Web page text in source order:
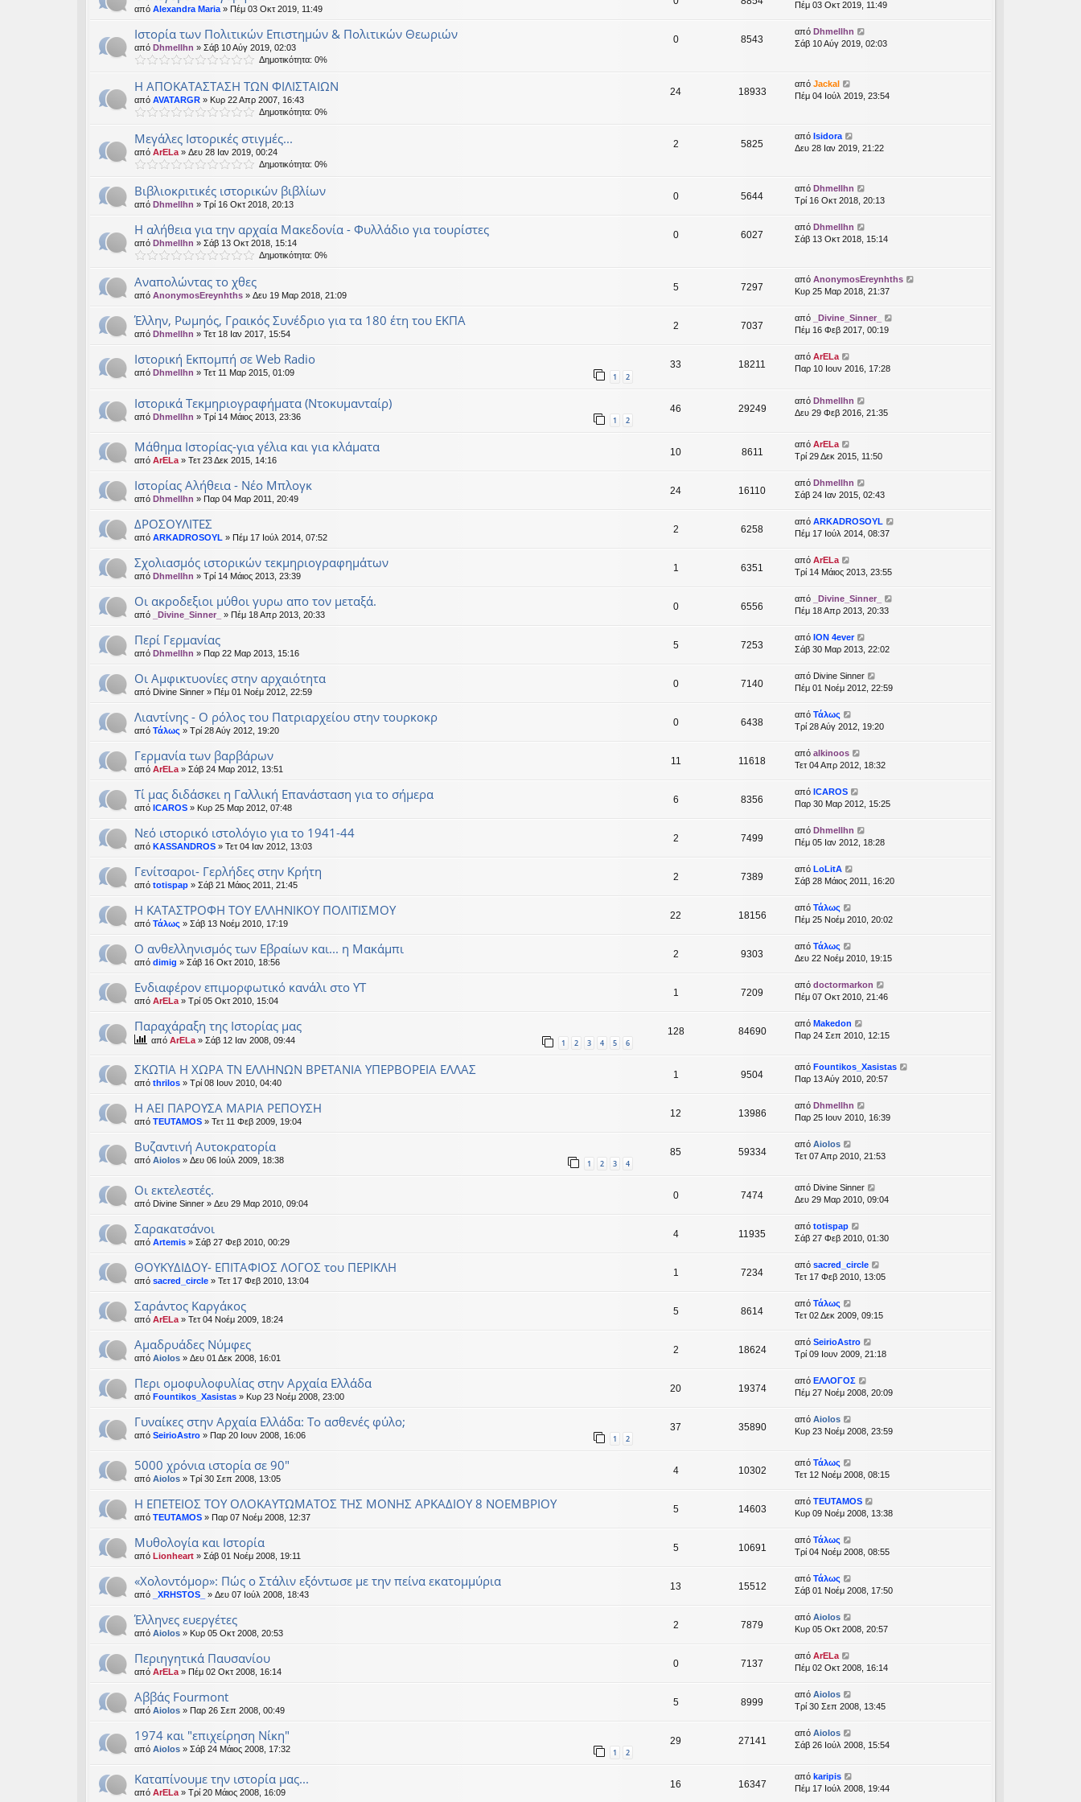
από Alexandra Maria» Πέμ 03 Οκτ 2019, 11:49
Πέμ 03 Οκτ 2019, 11:49
Ιστορία των Πολιτικών Επιστημών & Πολιτικών Θεωριών
από Dhmellhn » Σάβ 10 Αύγ 2019, 02:03
Δημοτικότητα: 0%
0 8543
από Dhmellhn
Σάβ 10 Αύγ 2019, 02:03
Η ΑΠΟΚΑΤΑΣΤΑΣΗ ΤΩΝ ΦIΛΙΣΤΑΙΩΝ
από AVATARGR » Κυρ 22 Απρ 2007, 16:43
Δημοτικότητα: 0%
24 18933
από Jackal
Πέμ 04 Ιούλ 2019, 23:54
Μεγάλες Ιστορικές στιγμές...
από ArELa» Δευ 28 Ιαν 2019, 00:24
Δημοτικότητα: 0%
2 5825
από Isidora
Δευ 28 Ιαν 2019, 21:22
Βιβλιοκριτικές ιστορικών βιβλίων
από Dhmellhn » Τρί 16 Οκτ 2018, 20:13
0 5644
από Dhmellhn
Τρί 16 Οκτ 2018, 20:13
Η αλήθεια για την αρχαία Μακεδονία - Φυλλάδιο για τουρίστες
από Dhmellhn » Σάβ 13 Οκτ 2018, 15:14
Δημοτικότητα: 0%
0 6027
από Dhmellhn
Σάβ 13 Οκτ 2018, 15:14
Αναπολώντας το χθες
από AnonymosEreynhths » Δευ 19 Μαρ 2018, 21:09
5 7297
από AnonymosEreynhths
Κυρ 25 Μαρ 2018, 21:37
Έλλην, Ρωμηός, Γραικός Συνέδριο για τα 180 έτη του ΕΚΠΑ
από Dhmellhn » Τετ 18 Ιαν 2017, 15:54
2 7037
από
_Divine_Sinner_
Πέμ 16 Φεβ 2017, 00:19
Ιστορική Εκπομπή σε Web Radio
από Dhmellhn » Τετ 11 Μαρ 2015, 01:09 1 2
33 18211
από ArELa
Παρ 10 Ιουν 2016, 17:28
Ιστορικά Τεκμηριογραφήματα (Ντοκυμανταίρ)
από Dhmellhn » Τρί 14 Μάιος 2013, 23:36 1 2
46 29249
από Dhmellhn
Δευ 29 Φεβ 2016, 21:35
Μάθημα Ιστορίας-για γέλια και για κλάματα
από ArELa » Τετ 23 Δεκ 2015, 14:16
10 8611
από ArELa
Τρί 29 Δεκ 2015, 11:50
Ιστορίας Αλήθεια - Νέο Μπλογκ
από Dhmellhn » Παρ 04 Μαρ 2011, 20:49
24 16110
από Dhmellhn
Σάβ 24 Ιαν 2015, 02:43
ΔΡΟΣΟΥΛΙΤΕΣ
από ARKADROSOYL » Πέμ 17 Ιούλ 2014, 07:52
2 6258
από ARKADROSOYL
Πέμ 17 Ιούλ 2014, 08:37
Σχολιασμός ιστορικών τεκμηριογραφημάτων
από Dhmellhn » Τρί 14 Μάιος 2013, 23:39
1 6351
από ArELa
Τρί 14 Μάιος 2013, 23:55
Οι ακροδεξιοι μύθοι γυρω απο τον μεταξά.
από _Divine_Sinner_ » Πέμ 18 Απρ 2013, 20:33
0 6556
από
_Divine_Sinner_
Πέμ 18 Απρ 2013, 20:33
Περί Γερμανίας
από Dhmellhn » Παρ 22 Μαρ 2013, 15:16
5 7253
από ION 4ever
Σάβ 30 Μαρ 2013, 22:02
Οι Αμφικτυονίες στην αρχαιότητα
από Divine Sinner » Πέμ 01 Νοέμ 2012, 22:59
0 7140
από Divine Sinner
Πέμ 01 Νοέμ 2012, 22:59
Λιαντίνης - Ο ρόλος του Πατριαρχείου στην τουρκοκρ
από Τάλως » Τρί 28 Αύγ 2012, 19:20
0 6438
από Τάλως
Τρί 28 Αύγ 2012, 19:20
Γερμανία των βαρβάρων
από ArELa » Σάβ 24 Μαρ 2012, 13:51
11 11618
από alkinoos
Τετ 04 Απρ 2012, 18:32
Τί μας διδάσκει η Γαλλική Επανάσταση για το σήμερα
από ICAROS » Κυρ 25 Μαρ 2012, 07:48
6 8356
από ICAROS
Παρ 30 Μαρ 2012, 15:25
Νεό ιστορικό ιστολόγιο για το 1941-44
από KASSANDROS » Τετ 04 Ιαν 2012, 13:03
2 7499
από Dhmellhn
Πέμ 05 Ιαν 2012, 18:28
Γενίτσαροι- Γερλήδες στην Κρήτη
από totispap » Σάβ 21 Μάιος 2011, 21:45
2 7389
από LoLitA
Σάβ 28 Μάιος 2011, 16:20
Η ΚΑΤΑΣΤΡΟΦΗ ΤΟΥ ΕΛΛΗΝΙΚΟΥ ΠΟΛΙΤΙΣΜΟΥ
από Τάλως » Σάβ 13 Νοέμ 2010, 17:19
22 18156
από Τάλως
Πέμ 25 Νοέμ 2010, 20:02
Ο ανθελληνισμός των Εβραίων και... η Μακάμπι
από dimig » Σάβ 16 Οκτ 2010, 18:56
2 9303
από Τάλως
Δευ 22 Νοέμ 2010, 19:15
Ενδιαφέρον επιμορφωτικό κανάλι στο ΥΤ
από ArELa » Τρί 05 Οκτ 2010, 15:04
1 7209
από doctormarkon
Πέμ 07 Οκτ 2010, 21:46
Παραχάραξη της Ιστορίας μας
από ArELa » Σάβ 12 Ιαν 2008, 09:44 1 2 3 4 5 6
128 84690
από Makedon
Παρ 24 Σεπ 2010, 12:15
ΣΚΩΤΙΑ Η ΧΩΡΑ ΤΝ ΕΛΛΗΝΩΝ ΒΡΕΤΑΝΙΑ ΥΠΕΡΒΟΡΕΙΑ ΕΛΛΑΣ
από thrilos » Τρί 08 Ιουν 2010, 04:40
1 9504
από Fountikos_Xasistas
Παρ 13 Αύγ 2010, 20:57
Η ΑΕΙ ΠΑΡΟΥΣΑ ΜΑΡΙΑ ΡΕΠΟΥΣΗ
από TEUTAMOS » Τετ 11 Φεβ 2009, 19:04
12 13986
από Dhmellhn
Παρ 25 Ιουν 2010, 16:39
Βυζαντινή Αυτοκρατορία
από Aiolos » Δευ 06 Ιούλ 2009, 18:38 1 2 3 4
85 59334
από Aiolos
Τετ 07 Απρ 2010, 21:53
Oι εκτελεστές.
από Divine Sinner » Δευ 29 Μαρ 2010, 09:04
0 7474
από Divine Sinner
Δευ 29 Μαρ 2010, 09:04
Σαρακατσάνοι
από Artemis » Σάβ 27 Φεβ 2010, 00:29
4 11935
από totispap
Σάβ 27 Φεβ 2010, 01:30
ΘΟΥΚΥΔΙΔΟΥ- ΕΠΙΤΑΦΙΟΣ ΛΟΓΟΣ του ΠΕΡΙΚΛΗ
από sacred_circle » Τετ 17 Φεβ 2010, 13:04
1 7234
από sacred_circle
Τετ 17 Φεβ 2010, 13:05
Σαράντος Καργάκος
από ArELa » Τετ 04 Νοέμ 2009, 18:24
5 8614
από Τάλως
Τετ 02 Δεκ 2009, 09:15
Αμαδρυάδες Νύμφες
από Aiolos » Δευ 01 Δεκ 2008, 16:01
2 18624
από SeirioAstro
Τρί 09 Ιουν 2009, 21:18
Περι ομοφυλοφυλίας στην Αρχαία Ελλάδα
από Fountikos_Xasistas » Κυρ 23 Νοέμ 2008, 23:00
20 19374
από ΕΛΛΟΓΟΣ
Πέμ 27 Νοέμ 2008, 20:09
Γυναίκες στην Αρχαία Ελλάδα: Το ασθενές φύλο;
από SeirioAstro » Παρ 20 Ιουν 2008, 16:06 1 2
37 35890
από Aiolos
Κυρ 23 Νοέμ 2008, 23:59
5000 χρόνια ιστορία σε 90"
από Aiolos » Τρί 30 Σεπ 2008, 13:05
4 10302
από Τάλως
Τετ 12 Νοέμ 2008, 08:15
Η ΕΠΕΤΕΙΟΣ ΤΟΥ ΟΛΟΚΑΥΤΩΜΑΤΟΣ ΤΗΣ ΜΟΝΗΣ ΑΡΚΑΔΙΟΥ 8 ΝΟΕΜΒΡΙΟΥ
από TEUTAMOS » Παρ 07 Νοέμ 2008, 12:37
5 14603
από TEUTAMOS
Κυρ 09 Νοέμ 2008, 13:38
Μυθολογία και Ιστορία
από Lionheart » Σάβ 01 Νοέμ 2008, 19:11
5 10691
από Τάλως
Τρί 04 Νοέμ 2008, 08:55
«Χολοντόμορ»: Πώς ο Στάλιν εξόντωσε με την πείνα εκατομμύρια
από _XRHSTOS_ » Δευ 07 Ιούλ 2008, 18:43
13 15512
από Τάλως
Σάβ 01 Νοέμ 2008, 17:50
Έλληνες ευεργέτες
από Aiolos » Κυρ 05 Οκτ 2008, 20:53
2 7879
από Aiolos
Κυρ 05 Οκτ 2008, 20:57
Περιηγητικά Παυσανίου
από ArELa » Πέμ 02 Οκτ 2008, 16:14
0 7137
από ArELa
Πέμ 02 Οκτ 2008, 16:14
Αββάς Fourmont
από Aiolos » Παρ 26 Σεπ 2008, 00:49
5 8999
από Aiolos
Τρί 30 Σεπ 2008, 13:45
1974 και "επιχείρηση Νίκη"
από Aiolos » Σάβ 24 Μάιος 2008, 17:32 1 2
29 27141
από Aiolos
Σάβ 26 Ιούλ 2008, 15:54
Καταπίνουμε την ιστορία μας...
από ArELa » Τρί 20 Μάιος 2008, 16:09
16 16347
από karipis
Πέμ 17 Ιούλ 2008, 19:44